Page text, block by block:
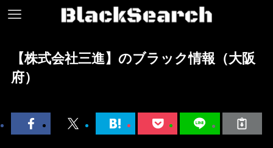
【株式会社三進】のブラック情報（大阪
府）